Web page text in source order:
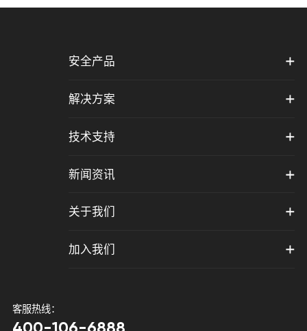
安全产品
解决方案
技术支持
新闻资讯
关于我们
加入我们
客服热线：
400-106-6888